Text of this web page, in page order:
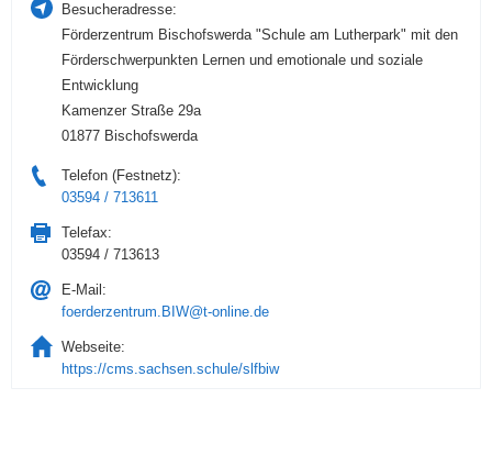
Besucheradresse:
Förderzentrum Bischofswerda "Schule am Lutherpark" mit den
Förderschwerpunkten Lernen und emotionale und soziale
Entwicklung
Kamenzer Straße 29a
01877 Bischofswerda
Telefon (Festnetz):
03594 / 713611
Telefax:
03594 / 713613
E-Mail:
foerderzentrum.BIW@t-online.de
Webseite:
https://cms.sachsen.schule/slfbiw